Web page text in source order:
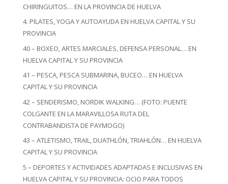
CHIRINGUITOS… EN LA PROVINCIA DE HUELVA
4. PILATES, YOGA Y AUTOAYUDA EN HUELVA CAPITAL Y SU
PROVINCIA
40 – BOXEO, ARTES MARCIALES, DEFENSA PERSONAL… EN
HUELVA CAPITAL Y SU PROVINCIA
41 – PESCA, PESCA SUBMARINA, BUCEO… EN HUELVA
CAPITAL Y SU PROVINCIA
42 – SENDERISMO, NORDIK WALKING… (FOTO: PUENTE
COLGANTE EN LA MARAVILLOSA RUTA DEL
CONTRABANDISTA DE PAYMOGO)
43 – ATLETISMO, TRAIL, DUATHLÓN, TRIAHLÓN… EN HUELVA
CAPITAL Y SU PROVINCIA
5 – DEPORTES Y ACTIVIDADES ADAPTADAS E INCLUSIVAS EN
HUELVA CAPITAL Y SU PROVINCIA: OCIO PARA TODOS